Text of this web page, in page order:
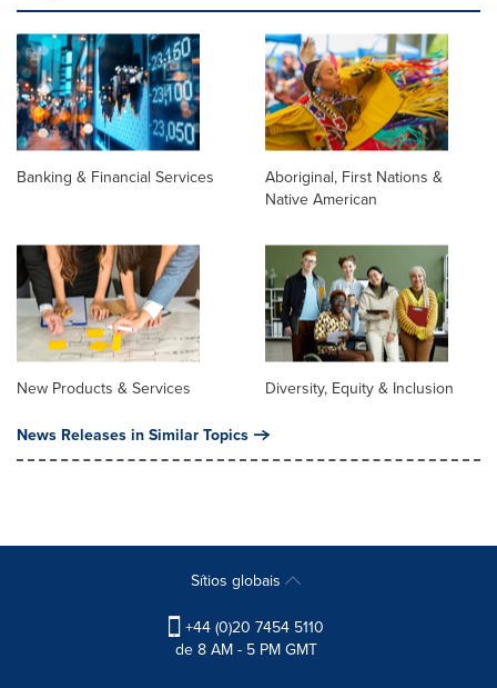
Banking & Financial Services
Aboriginal, First Nations &
Native American
New Products & Services Diversity, Equity & Inclusion
News Releases in Similar Topics
Sítios globais
+44 (0)20 7454 5110
de 8 AM - 5 PM GMT